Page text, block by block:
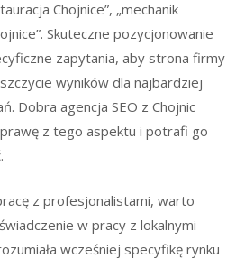
Chojnice”, „mechanik
Skuteczne pozycjonowanie
zapytania, aby strona firmy
wyników dla najbardziej
Dobra agencja SEO z Chojnic
z tego aspektu i potrafi go
z profesjonalistami, warto
w pracy z lokalnymi
wcześniej specyfikę rynku